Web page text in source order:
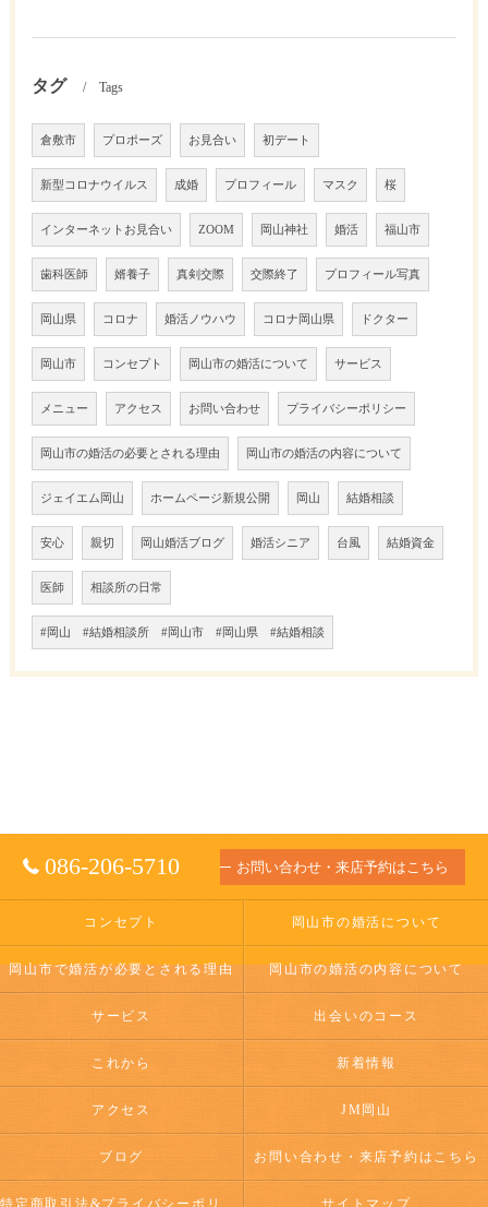
タグ Tags
倉敷市 プロポーズ お見合い 初デート
新型コロナウイルス 成婚 プロフィール マスク 桜
インターネットお見合い ZOOM 岡山神社 婚活 福山市
歯科医師 婿養子 真剣交際 交際終了 プロフィール写真
岡山県 コロナ 婚活ノウハウ コロナ岡山県 ドクター
岡山市 コンセプト 岡山市の婚活について サービス
メニュー アクセス お問い合わせ プライバシーポリシー
岡山市の婚活の必要とされる理由 岡山市の婚活の内容について
ジェイエム岡山 ホームページ新規公開 岡山 結婚相談
安心 親切 岡山婚活ブログ 婚活シニア 台風 結婚資金
医師 相談所の日常
#岡山 #結婚相談所 #岡山市 #岡山県 #結婚相談
086-206-5710 お問い合わせ・来店予約はこちら
コンセプト 岡山市の婚活について
岡山市で婚活が必要とされる理由 岡山市の婚活の内容について
サービス 出会いのコース
これから 新着情報
アクセス JM岡山
ブログ お問い合わせ・来店予約はこちら
サイトマップ